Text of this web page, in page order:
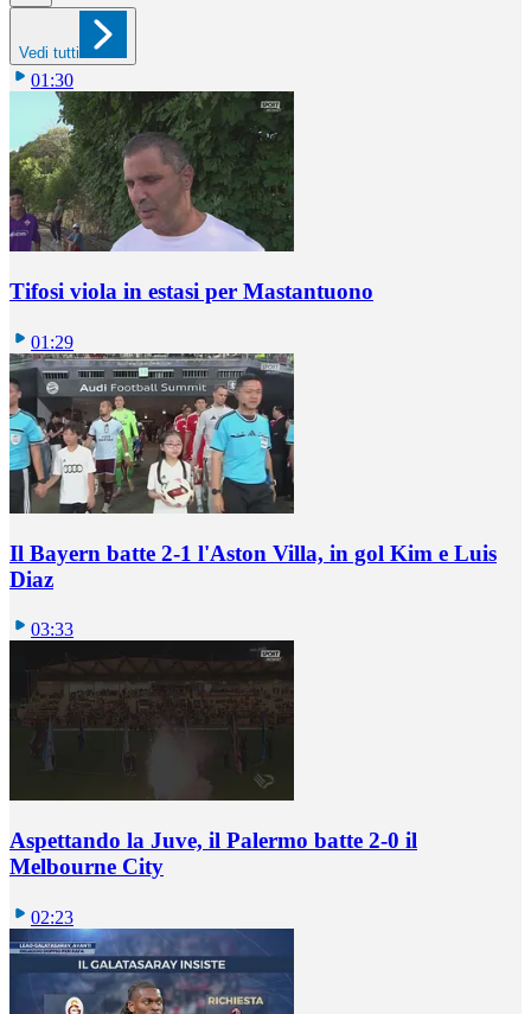
Vedi tutti
01:30
Tifosi viola in estasi per Mastantuono
01:29
Il Bayern batte 2-1 l'Aston Villa, in gol Kim e Luis
Diaz
03:33
Aspettando la Juve, il Palermo batte 2-0 il
Melbourne City
02:23